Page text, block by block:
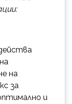
на
за
и